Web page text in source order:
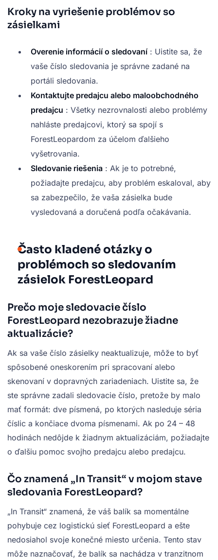
Kroky na vyriešenie problémov so
zásielkami
Overenie informácií o sledovaní : Uistite sa, že
vaše číslo sledovania je správne zadané na
portáli sledovania.
Kontaktujte predajcu alebo maloobchodného
predajcu : Všetky nezrovnalosti alebo problémy
nahláste predajcovi, ktorý sa spojí s
ForestLeopardom za účelom ďalšieho
vyšetrovania.
Sledovanie riešenia : Ak je to potrebné,
požiadajte predajcu, aby problém eskaloval, aby
sa zabezpečilo, že vaša zásielka bude
vysledovaná a doručená podľa očakávania.
Často kladené otázky o
problémoch so sledovaním
zásielok ForestLeopard
Prečo moje sledovacie číslo
ForestLeopard nezobrazuje žiadne
aktualizácie?
Ak sa vaše číslo zásielky neaktualizuje, môže to byť
spôsobené oneskorením pri spracovaní alebo
skenovaní v dopravných zariadeniach. Uistite sa, že
ste správne zadali sledovacie číslo, pretože by malo
mať formát: dve písmená, po ktorých nasleduje séria
číslic a končiace dvoma písmenami. Ak po 24 – 48
hodinách nedôjde k žiadnym aktualizáciám, požiadajte
o ďalšiu pomoc svojho predajcu alebo predajcu.
Čo znamená „In Transit“ v mojom stave
sledovania ForestLeopard?
„In Transit“ znamená, že váš balík sa momentálne
pohybuje cez logistickú sieť ForestLeopard a ešte
nedosiahol svoje konečné miesto určenia. Tento stav
môže naznačovať, že balík sa nachádza v tranzitnom